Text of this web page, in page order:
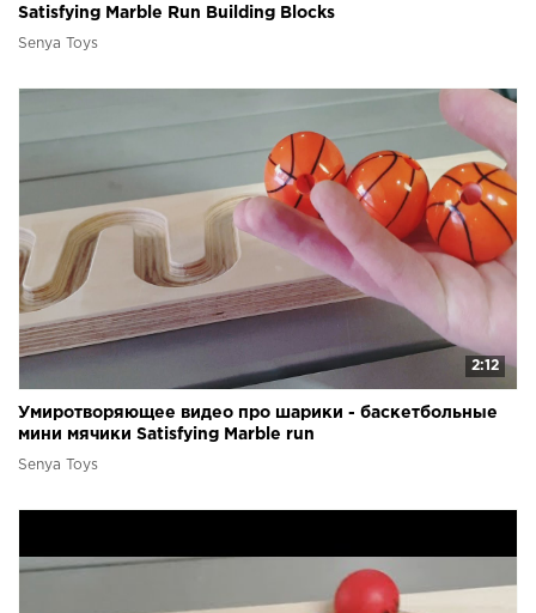
Satisfying Marble Run Building Blocks
Senya Toys
2:12
Умиротворяющее видео про шарики - баскетбольные
мини мячики Satisfying Marble run
Senya Toys